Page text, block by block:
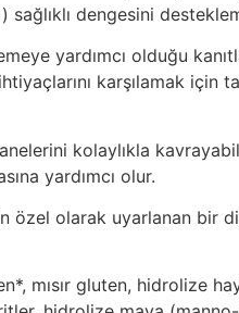
sağlıklı dengesini
yardımcı olduğu
karşılamak için
kolaylıkla
yardımcı olur.
özel olarak uyarlanan bir
mısır gluten, hidrolize